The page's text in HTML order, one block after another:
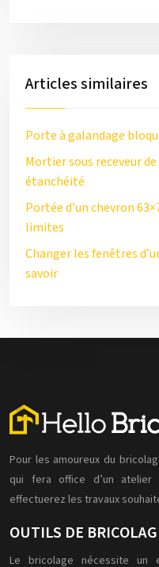
Articles similaires
Porte à galandage
Mortier sous receveur
étanchéité
Portée d’un chevron
limites
Changer les fenêtres
savoir
Pour les amoureux du
qui fera office d’un
effectuerez les travaux
OUTILS DE
Le bricolage nécessite un